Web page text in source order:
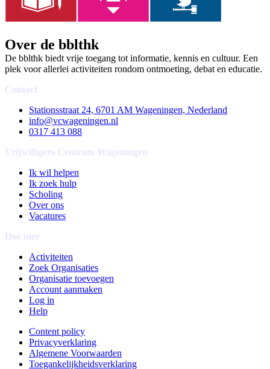
Over de bblthk
De bblthk biedt vrije toegang tot informatie, kennis en cultuur. Een
plek voor allerlei activiteiten rondom ontmoeting, debat en educatie.
Contact
Stationsstraat 24, 6701 AM Wageningen, Nederland
info@vcwageningen.nl
0317 413 088
Vrijwilligers Centrum Wageningen
Ik wil helpen
Ik zoek hulp
Scholing
Over ons
Vacatures
Doe mee
Activiteiten
Zoek Organisaties
Organisatie toevoegen
Account aanmaken
Log in
Help
Content policy
Privacyverklaring
Algemene Voorwaarden
Toegankelijkheidsverklaring